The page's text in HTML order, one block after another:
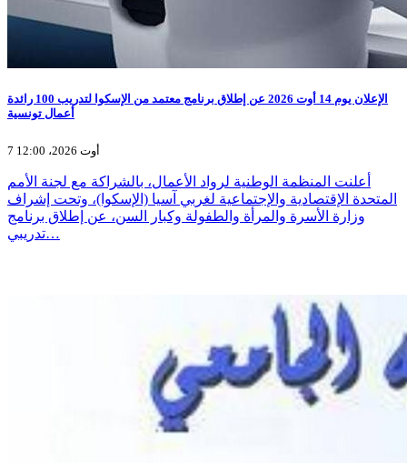
الإعلان يوم 14 أوت 2026 عن إطلاق برنامج معتمد من الإسكوا لتدريب 100 رائدة
أعمال تونسية
7 أوت 2026، 12:00
أعلنت المنظمة الوطنية لرواد الأعمال، بالشراكة مع لجنة الأمم
المتحدة الإقتصادية والإجتماعية لغربي آسيا (الإسكوا)، وتحت إشراف
وزارة الأسرة والمرأة والطفولة وكبار السن، عن إطلاق برنامج
تدريبي…